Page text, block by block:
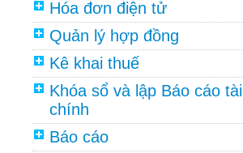
Hóa đơn điện tử
Quản lý hợp đồng
Kê khai thuế
Khóa sổ và lập Báo cáo tài
chính
Báo cáo